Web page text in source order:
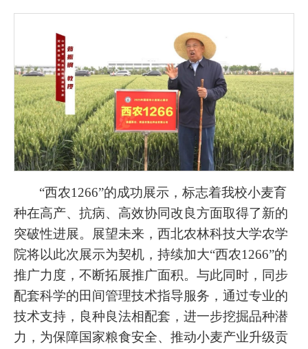
“西农1266”的成功展示，标志着我校小麦育
种在高产、抗病、高效协同改良方面取得了新的
突破性进展。展望未来，西北农林科技大学农学
院将以此次展示为契机，持续加大“西农1266”的
推广力度，不断拓展推广面积。与此同时，同步
配套科学的田间管理技术指导服务，通过专业的
技术支持，良种良法相配套，进一步挖掘品种潜
力，为保障国家粮食安全、推动小麦产业升级贡